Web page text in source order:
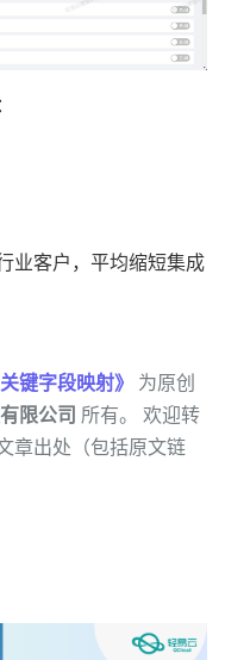
业客户，平均缩短集成
键字段映射》 为原创
限公司 所有。 欢迎转
章出处（包括原文链